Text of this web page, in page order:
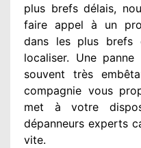
plus brefsdélais,
faire appel à un
dans les plus brefs
localiser. Une
souvent très
compagnie vous
met à votre
dépanneurs experts
vite.